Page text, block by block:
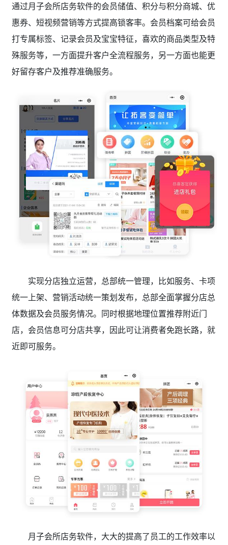
通过月子会所店务软件的会员储值、积分与积分商城、优
惠券、短视频营销等方式提高锁客率。会员档案可给会员
打专属标签、记录会员及宝宝特征，喜欢的商品类型及特
殊服务等，一方面提升客户全流程服务，另一方面也能更
好留存客户及推荐准确服务。
实现分店独立运营，总部统一管理，比如服务、卡项
统一上架、营销活动统一策划发布，总部全面掌握分店总
体数据及会员服务情况。同时根据地理位置推荐附近门
店，会员信息可分店共享，因此可让消费者免跑长路，就
近即可服务。
月子会所店务软件，大大的提高了员工的工作效率以